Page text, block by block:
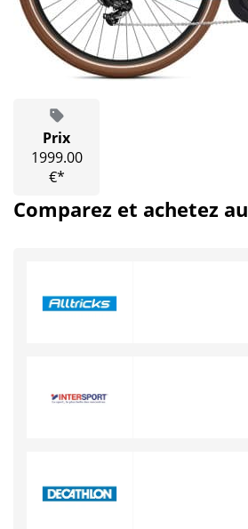
Prix
1999.00
€*
Comparez et achetez